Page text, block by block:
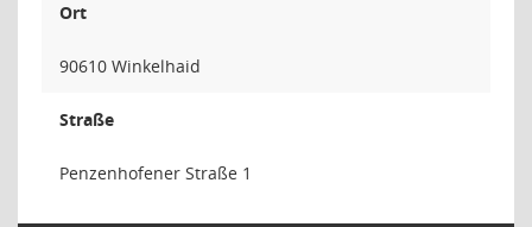
Ort
90610 Winkelhaid
Straße
Penzenhofener Straße 1